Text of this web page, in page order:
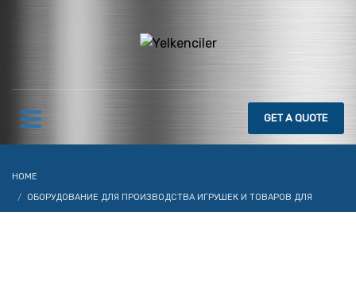
GETA QUOTE
HOME
ОБОРУДОВАНИЕ ДЛЯ ПРОИЗВОДСТВА ИГРУШЕК И ТОВАРОВ ДЛЯ